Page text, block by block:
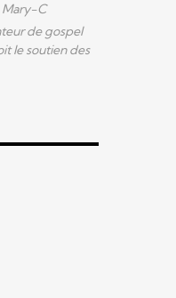
Mary-C
de gospel
le soutien des